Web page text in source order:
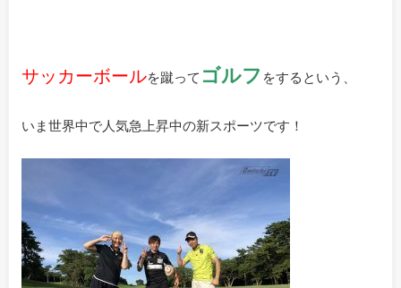
サッカーボールを蹴って ゴルフ をするという、
いま世界中で人気急上昇中の新スポーツです！